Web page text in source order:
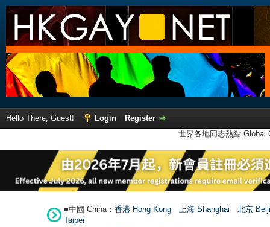
Hello There, Guest! Login
Register
世界各地同志熱點
■中國 China： 香港 Hong Kong 上海 Shanghai
北京
Taipei